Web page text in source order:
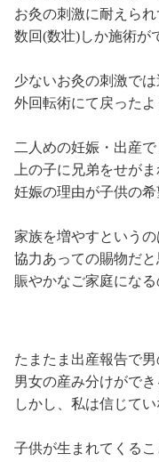
お灸の刺激に耐えられ
数回(数壮)しか施術が
少ないお灸の刺激で
外回転術にて戻ったよ
二人めの妊娠・出産で
上の子に兄弟をせが
妊娠の理由が子供の希
家族を増やすという
協力あっての賜物だと
賑やかなご家庭になる
たまたま出産報告で
男女の産み分けがで
しかし、私は信じて
子供が生まれてくるこ